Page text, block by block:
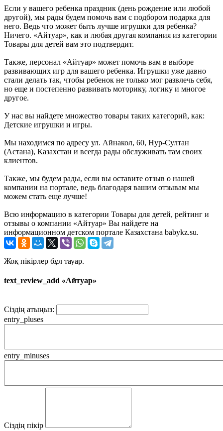
Если у вашего ребенка праздник (день рождение или любой
другой), мы рады будем помочь вам с подбором подарка для
него. Ведь что может быть лучше игрушки для ребенка?
Ничего. «Айтуар», как и любая другая компания из категории
Товары для детей вам это подтвердит.
Также, персонал «Айтуар» может помочь вам в выборе
развивающих игр для вашего ребенка. Игрушки уже давно
стали делать так, чтобы ребенок не только мог развлечь себя,
но еще и постепенно развивать моторику, логику и многое
другое.
У нас вы найдете множество товары таких категорий, как:
Детские игрушки и игры.
Мы находимся по адресу ул. Айнакол, 60, Нур-Султан
(Астана), Казахстан и всегда рады обслуживать там своих
клиентов.
Также, мы будем рады, если вы оставите отзыв о нашей
компании на портале, ведь благодаря вашим отзывам мы
можем стать еще лучше!
Всю информацию в категории Товары для детей, рейтинг и
отзывы о компании «Айтуар» Вы найдете на
информационном детском портале Казахстана babykz.su.
Жоқ пікірлер бұл тауар.
text_review_add «Айтуар»
Сіздің атыңыз:
entry_pluses
entry_minuses
Сіздің пікір